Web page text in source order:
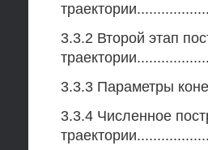
3.3.2 Второй этап
3.3.3 Параметры
3.3.4 Численное